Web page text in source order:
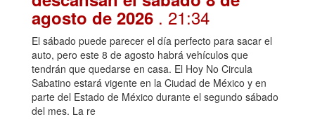
agosto de 2026 . 21:34
El sábado puede parecer el día perfecto para sacar el
auto, pero este 8 de agosto habrá vehículos que
tendrán que quedarse en casa. El Hoy No Circula
Sabatino estará vigente en la Ciudad de México y en
parte del Estado de México durante el segundo sábado
del mes. La re